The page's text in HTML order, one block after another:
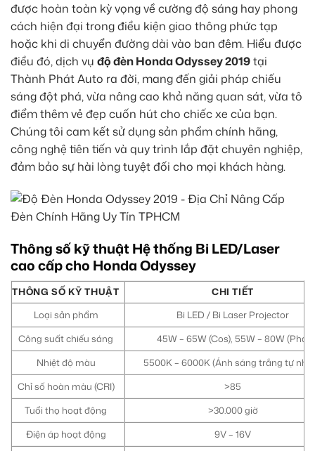
được hoàn toàn kỳ vọng về cường độ sáng hay phong
cách hiện đại trong điều kiện giao thông phức tạp
hoặc khi di chuyển đường dài vào ban đêm. Hiểu được
điều đó, dịch vụ độ đèn Honda Odyssey 2019tại
Thành Phát Auto ra đời, mang đến giải pháp chiếu
sáng đột phá, vừa nâng cao khả năng quan sát, vừa tô
điểm thêm vẻ đẹp cuốn hút cho chiếc xe của bạn.
Chúng tôi cam kết sử dụng sản phẩm chính hãng,
công nghệ tiên tiến và quy trình lắp đặt chuyên nghiệp,
đảm bảo sự hài lòng tuyệt đối cho mọi khách hàng.
Thông số kỹ thuật Hệ thống Bi LED/Laser
cao cấp cho Honda Odyssey
THÔNG SỐ KỸ THUẬT
CHI TIẾT
Loại sản phẩm
Bi LED / Bi Laser Projector
Công suất chiếu sáng
45W – 65W (Cos), 55W – 80W (Pha)
Nhiệt độ màu
5500K – 6000K (Ánh sáng trắng tự
Chỉ số hoàn màu (CRI)
>85
Tuổi thọ hoạt động
>30.000 giờ
Điện áp hoạt động
9V – 16V